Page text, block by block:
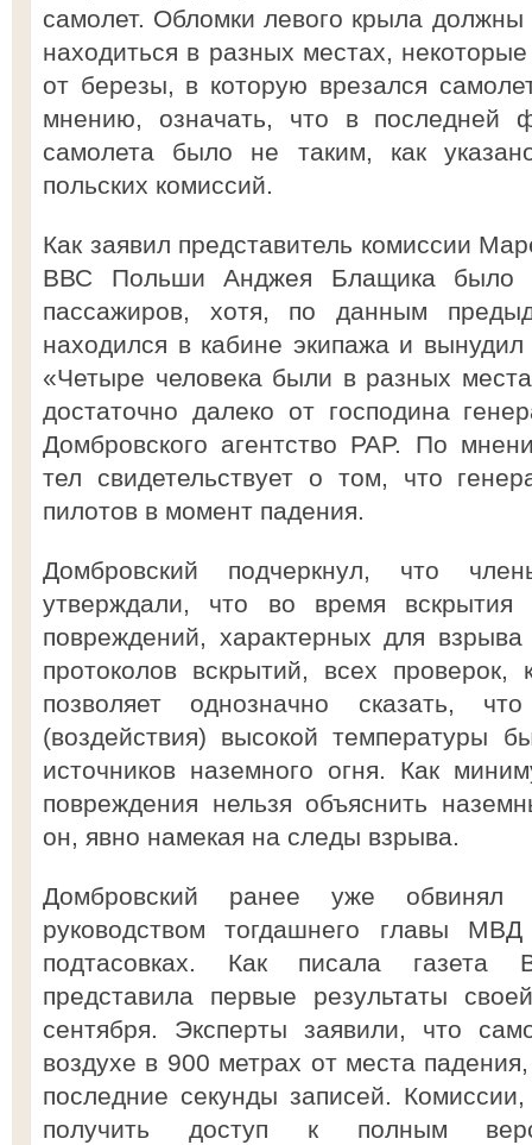
самолет. Обломки левого крыла
находиться в разных местах,
от березы, в которую врезался
мнению, означать, что в последней
самолета было не таким, как
польских комиссий.
Как заявил представитель комиссии
ВВС Польши Анджея Блащика было
пассажиров, хотя, по данным
находился в кабине экипажа и вынудил
«Четыре человека были в разных
достаточно далеко от господина
Домбровского агентство PAP. По
тел свидетельствует о том, что
пилотов в момент падения.
Домбровский подчеркнул, что
утверждали, что во время
повреждений, характерных для
протоколов вскрытий, всех
позволяет однозначно сказать,
(воздействия) высокой температуры
источников наземного огня. Как
повреждения нельзя объяснить
он, явно намекая на следы взрыва.
Домбровский ранее уже
руководством тогдашнего главы
подтасовках. Как писала газета
представила первые результаты
сентября. Эксперты заявили, что
воздухе в 900 метрах от места
последние секунды записей.
получить доступ к полным